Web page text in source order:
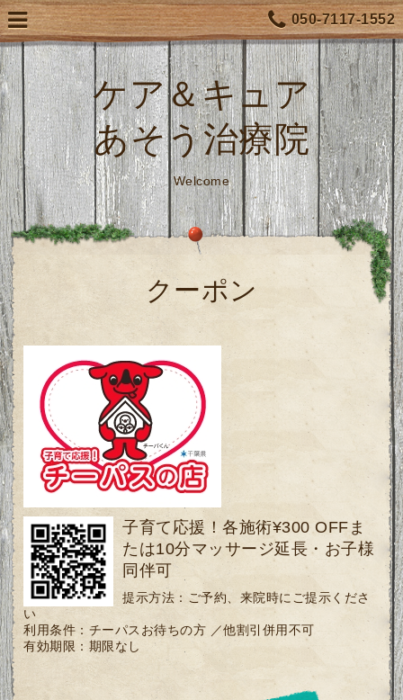
050-7117-1552
ケア＆キュア
あそう治療院
Welcome
クーポン
子育て応援！各施術¥300 OFFま
たは10分マッサージ延長・お子様
同伴可
提示方法： ご予約、来院時にご提示くださ
い
利用条件： チーパスお待ちの方 ／他割引併用不可
有効期限： 期限なし